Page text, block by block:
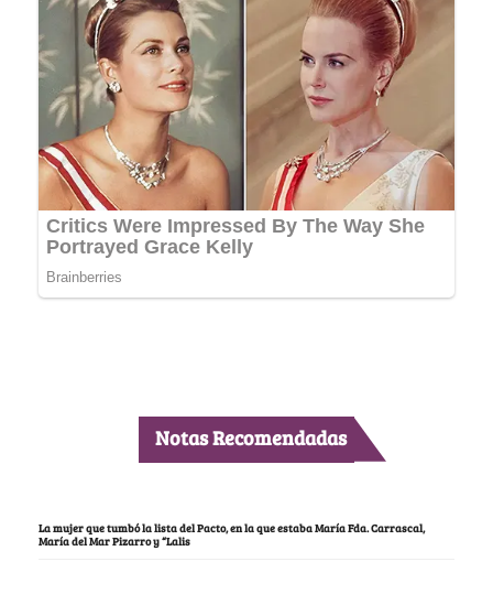
Notas Recomendadas
La mujer que tumbó la lista del Pacto, en la que estaba María Fda. Carrascal,
María del Mar Pizarro y “Lalis